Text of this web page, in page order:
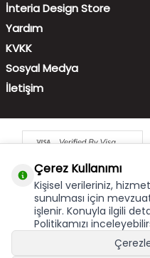
İnteria Design Store
Yardım
KVKK
Sosyal Medya
İletişim
Çerez Kullanımı
Bu site size en iyi alışveriş
kullanmaktadır. Hizmetlerimizi
durumunda, çerez kullanımını
Çerez Kullanımı
Kişisel verileriniz,
sunulması için
işlenir. Konuyla ilgili
Politikamızı